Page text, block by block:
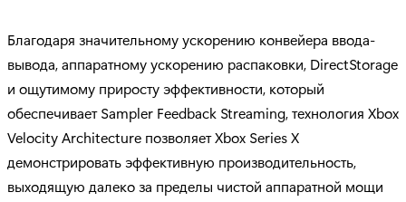
Благодаря значительному ускорению конвейера ввода-
вывода, аппаратному ускорению распаковки, DirectStorage
и ощутимому приросту эффективности, который
обеспечивает Sampler Feedback Streaming, технология Xbox
Velocity Architecture позволяет Xbox Series X
демонстрировать эффективную производительность,
выходящую далеко за пределы чистой аппаратной мощи